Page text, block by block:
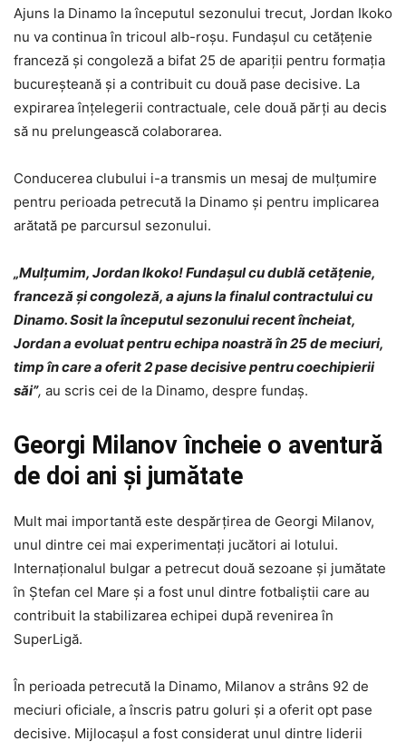
Ajuns la Dinamo la începutul sezonului trecut, Jordan Ikoko
nu va continua în tricoul alb-roșu. Fundașul cu cetățenie
franceză și congoleză a bifat 25 de apariții pentru formația
bucureșteană și a contribuit cu două pase decisive. La
expirarea înțelegerii contractuale, cele două părți au decis
să nu prelungească colaborarea.
Conducerea clubului i-a transmis un mesaj de mulțumire
pentru perioada petrecută la Dinamo și pentru implicarea
arătată pe parcursul sezonului.
„Mulțumim, Jordan Ikoko! Fundașul cu dublă cetățenie,
franceză și congoleză, a ajuns la finalul contractului cu
Dinamo. Sosit la începutul sezonului recent încheiat,
Jordan a evoluat pentru echipa noastră în 25 de meciuri,
timp în care a oferit 2 pase decisive pentru coechipierii
săi”, au scris cei de la Dinamo, despre fundaș.
Georgi Milanov încheie o aventură
de doi ani și jumătate
Mult mai importantă este despărțirea de Georgi Milanov,
unul dintre cei mai experimentați jucători ai lotului.
Internaționalul bulgar a petrecut două sezoane și jumătate
în Ștefan cel Mare și a fost unul dintre fotbaliștii care au
contribuit la stabilizarea echipei după revenirea în
SuperLigă.
În perioada petrecută la Dinamo, Milanov a strâns 92 de
meciuri oficiale, a înscris patru goluri și a oferit opt pase
decisive. Mijlocașul a fost considerat unul dintre liderii